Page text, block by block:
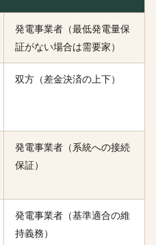
発電事業者（最低発電量保
証がない場合は需要家）
双方（差金決済の上下）
発電事業者（系統への接続
保証）
発電事業者（基準適合の維
持義務）